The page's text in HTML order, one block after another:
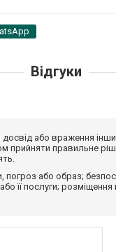
Відгуки
досвід або враження
правильне
погроз або образ;
її послуги;